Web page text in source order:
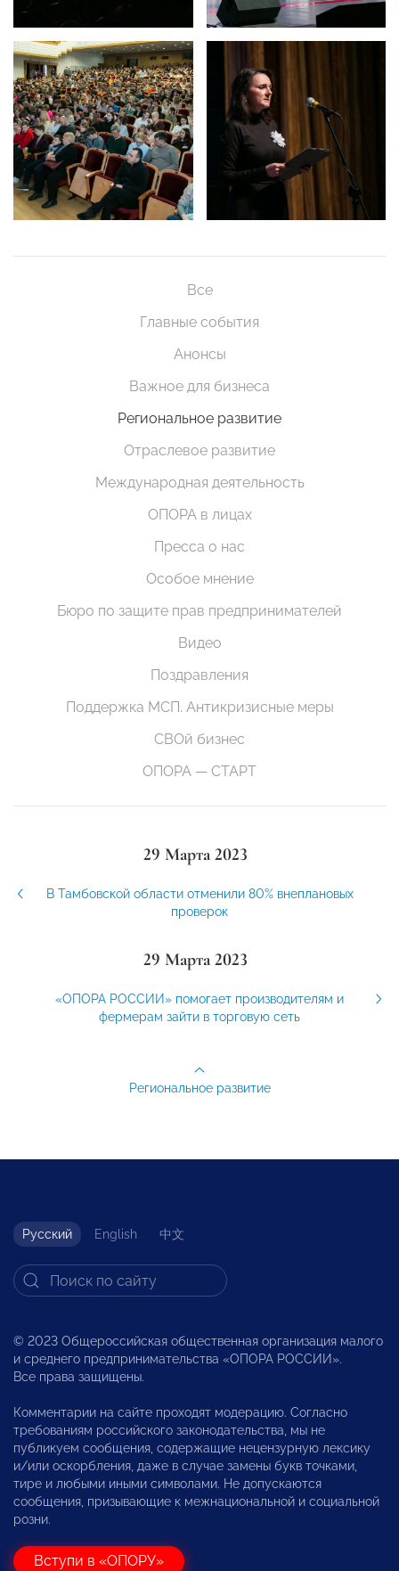
Все
Главные события
Анонсы
Важное для бизнеса
Региональное развитие
Отраслевое развитие
Международная деятельность
ОПОРА в лицах
Пресса о нас
Особое мнение
Бюро по защите прав предпринимателей
Видео
Поздравления
Поддержка МСП. Антикризисные меры
СВОй бизнес
ОПОРА — СТАРТ
29 Марта 2023
В Тамбовской области отменили 80% внеплановых
проверок
29 Марта 2023
«ОПОРА РОССИИ» помогает производителям и
фермерам зайти в торговую сеть
Региональное развитие
Русский English 中文
© 2023 Общероссийская общественная организация малого
и среднего предпринимательства «ОПОРА РОССИИ».
Все права защищены.
Комментарии на сайте проходят модерацию. Согласно
требованиям российского законодательства, мы не
публикуем сообщения, содержащие нецензурную лексику
и/или оскорбления, даже в случае замены букв точками,
тире и любыми иными символами. Не допускаются
сообщения, призывающие к межнациональной и социальной
розни.
Вступи в «ОПОРУ»